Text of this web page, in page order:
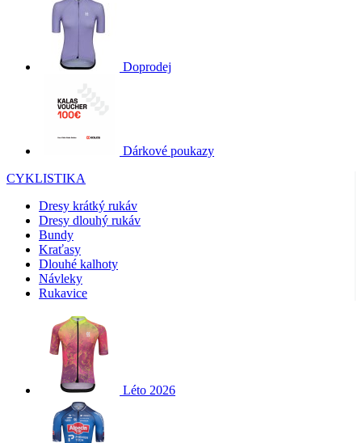
Doprodej
Dárkové poukazy
CYKLISTIKA
Dresy krátký rukáv
Dresy dlouhý rukáv
Bundy
Kraťasy
Dlouhé kalhoty
Návleky
Rukavice
Léto 2026